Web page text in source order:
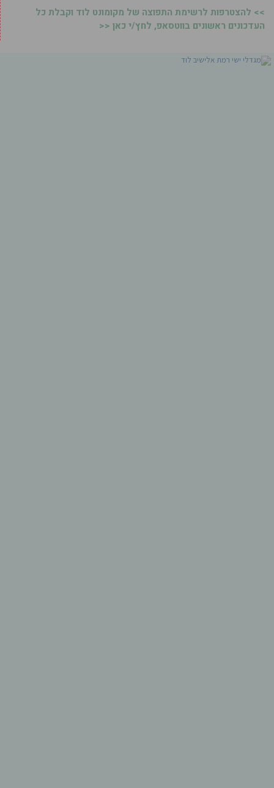
>> להצטרפות לרשימת התפוצה של מקומונט לוד וקבלת כל
העדכונים ראשונים בווטסאפ, לחץ/י כאן <<